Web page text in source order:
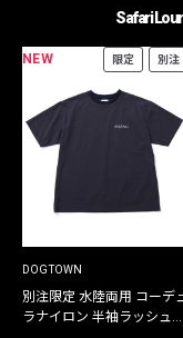
Safari
NEW 限定 別注
DOGTOWN
別注限定 水陸両用 コーデ
ラナイロン 半袖ラッシュガ